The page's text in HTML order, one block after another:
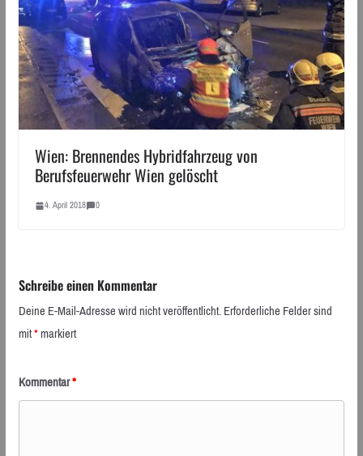
Wien: Brennendes Hybridfahrzeug von
Berufsfeuerwehr Wien gelöscht
4. April 2018 0
Schreibe einen Kommentar
Deine E-Mail-Adresse wird nicht veröffentlicht.Erforderliche Felder sind
mit*markiert
Kommentar*